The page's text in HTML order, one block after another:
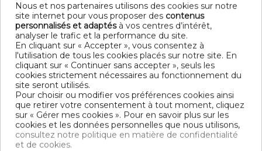
200 x 200 cm : 2 personnes
220 x 240 - 240 x 220 cm : 2 personnes
240 x 260 - 260 x 240 cm : 2 personnes
Contenu
1 housse de couette 260x240 cm
DESCRIPTIF TECHNIQUE
Certification Oeko-Tex®
Longueur 240
Nous et nos partenaires utilisons des cookies sur notre
site internet pour vous proposer des contenus
personnalisés et adaptésà vos centres d’intérêt,
analyser le trafic et la performance du site.
En cliquant sur « Accepter », vous consentez à
l'utilisation de tous les cookies placés sur notre site. En
cliquant sur « Continuer sans accepter », seuls les
cookies strictement nécessaires au fonctionnement du
site seront utilisés.
Pour choisir ou modifier vos préférences cookies ainsi
que retirer votre consentement à tout moment, cliquez
sur « Gérer mes cookies ». Pour en savoir plus sur les
cookies et les données personnelles que nous utilisons,
consultez notre politique en matière de confidentialité
et de cookies.